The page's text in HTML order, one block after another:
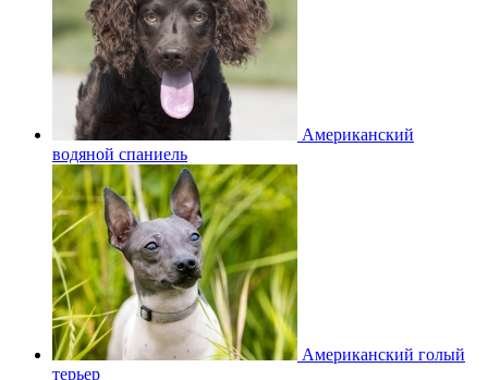
Американский
водяной спаниель
Американский голый
терьер